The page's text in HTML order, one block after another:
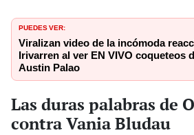
PUEDES VER:
Viralizan video de la incómoda
Irivarren al ver EN VIVO coqueteos
Austin Palao
Las duras palabras de
contra Vania Bludau